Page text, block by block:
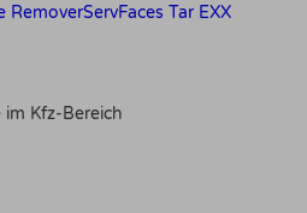
RemoverServFaces Tar EXX
im Kfz-Bereich